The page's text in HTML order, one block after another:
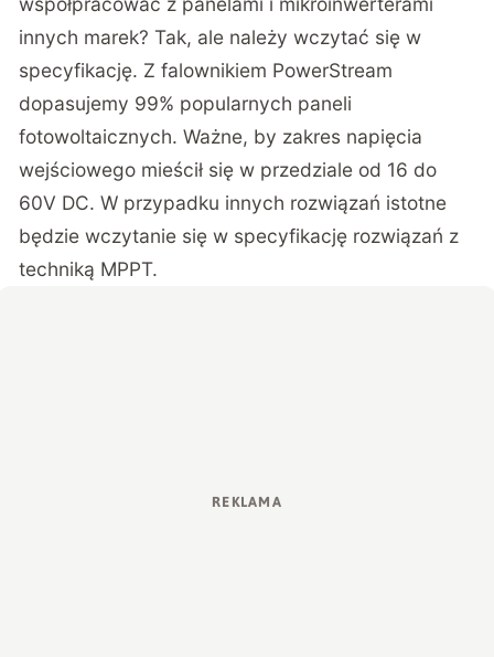
innych marek? Tak, ale należy wczytać się w
specyfikację. Z falownikiem PowerStream
dopasujemy 99% popularnych paneli
fotowoltaicznych. Ważne, by zakres napięcia
wejściowego mieścił się w przedziale od 16 do
60V DC. W przypadku innych rozwiązań istotne
będzie wczytanie się w specyfikację rozwiązań z
techniką MPPT.